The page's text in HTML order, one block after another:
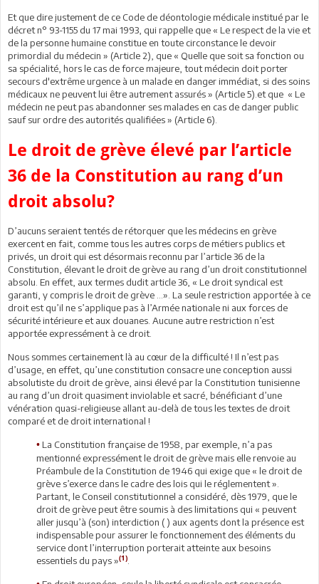
Et que dire justement de ce Code de déontologie médicale institué par le
décret n° 93-1155 du 17 mai 1993, qui rappelle que « Le respect de la vie et
de la personne humaine constitue en toute circonstance le devoir
primordial du médecin » (Article 2), que « Quelle que soit sa fonction ou
sa spécialité, hors le cas de force majeure, tout médecin doit porter
secours d'extrême urgence à un malade en danger immédiat, si des soins
médicaux ne peuvent lui être autrement assurés » (Article 5).et que « Le
médecin ne peut pas abandonner ses malades en cas de danger public
sauf sur ordre des autorités qualifiées » (Article 6).
Le droit de grève élevé par l’article
36 de la Constitution au rang d’un
droit absolu?
D’aucuns seraient tentés de rétorquer que les médecins en grève
exercent en fait, comme tous les autres corps de métiers publics et
privés, un droit qui est désormais reconnu par l’article 36 de la
Constitution, élevant le droit de grève au rang d’un droit constitutionnel
absolu. En effet, aux termes dudit article 36, « Le droit syndical est
garanti, y compris le droit de grève …». La seule restriction apportée à ce
droit est qu’il ne s’applique pas à l’Armée nationale ni aux forces de
sécurité intérieure et aux douanes. Aucune autre restriction n’est
apportée expressément à ce droit.
Nous sommes certainement là au cœur de la difficulté ! Il n’est pas
d’usage, en effet, qu’une constitution consacre une conception aussi
absolutiste du droit de grève, ainsi élevé par la Constitution tunisienne
au rang d’un droit quasiment inviolable et sacré, bénéficiant d’une
vénération quasi-religieuse allant au-delà de tous les textes de droit
comparé et de droit international !
• La Constitution française de 1958, par exemple, n’a pas
mentionné expressément le droit de grève mais elle renvoie au
Préambule de la Constitution de 1946 qui exige que « le droit de
grève s’exerce dans le cadre des lois qui le réglementent ».
Partant, le Conseil constitutionnel a considéré, dès 1979, que le
droit de grève peut être soumis à des limitations qui « peuvent
aller jusqu’à (son) interdiction ( ) aux agents dont la présence est
indispensable pour assurer le fonctionnement des éléments du
service dont l’interruption porterait atteinte aux besoins
essentiels du pays »(1)